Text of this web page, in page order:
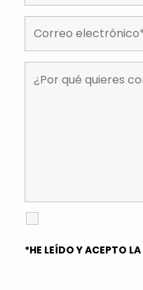
*HE LEÍDO Y ACEPTO LA